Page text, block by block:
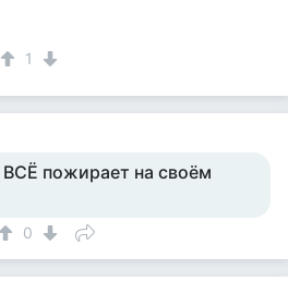
1
пожирает на своём
0